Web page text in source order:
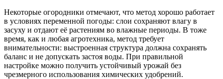
Некоторые огородники отмечают, что метод хорошо работает
в условиях переменной погоды: слои сохраняют влагу в
засуху и отдают её растениям во влажные периоды. В тоже
время, как и любая агротехника, метод требует
внимательности: выстроенная структура должна сохранять
баланс и не допускать застоя воды. При правильной
настройке можно получить устойчивый урожай без
чрезмерного использования химических удобрений.